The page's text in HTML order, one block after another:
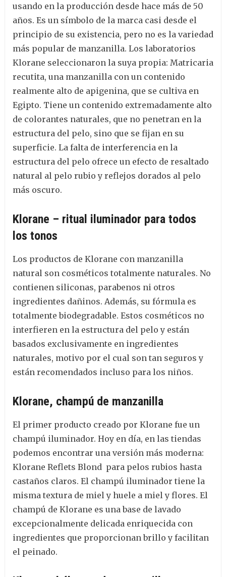
usando en la producción desde hace más de 50
años. Es un símbolo de la marca casi desde el
principio de su existencia, pero no es la variedad
más popular de manzanilla. Los laboratorios
Klorane seleccionaron la suya propia: Matricaria
recutita, una manzanilla con un contenido
realmente alto de apigenina, que se cultiva en
Egipto. Tiene un contenido extremadamente alto
de colorantes naturales, que no penetran en la
estructura del pelo, sino que se fijan en su
superficie. La falta de interferencia en la
estructura del pelo ofrece un efecto de resaltado
natural al pelo rubio y reflejos dorados al pelo
más oscuro.
Klorane – ritual iluminador para todos
los tonos
Los productos de Klorane con manzanilla
natural son cosméticos totalmente naturales. No
contienen siliconas, parabenos ni otros
ingredientes dañinos. Además, su fórmula es
totalmente biodegradable. Estos cosméticos no
interfieren en la estructura del pelo y están
basados exclusivamente en ingredientes
naturales, motivo por el cual son tan seguros y
están recomendados incluso para los niños.
Klorane, champú de manzanilla
El primer producto creado por Klorane fue un
champú iluminador. Hoy en día, en las tiendas
podemos encontrar una versión más moderna:
Klorane Reflets Blond para pelos rubios hasta
castaños claros. El champú iluminador tiene la
misma textura de miel y huele a miel y flores. El
champú de Klorane es una base de lavado
excepcionalmente delicada enriquecida con
ingredientes que proporcionan brillo y facilitan
el peinado.